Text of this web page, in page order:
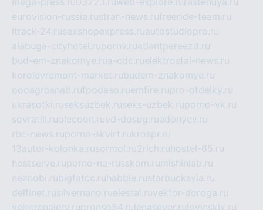
eurovision-russia.rustrah-news.rufreeride-team.ru
itrack-24.rusexshopexpress.ruautostudiopro.ru
alabuga-cityhotel.rupornv.ruatlantpereezd.ru
bud-em-znakomye.rua-cdc.ruelektrostal-news.ru
korolevremont-market.rubudem-znakomye.ru
oooagrosnab.rufpodaso.ruemfire.rupro-otdelky.ru
ukrasotki.ruseksuzbek.ruseks-uzbek.ruporno-vk.ru
sovratili.ruolecoon.ruvd-dosug.ruadonyev.ru
rbc-news.ruporno-skvirt.rukrospr.ru
13autor-kolonka.rusormol.ru2rich.ru hostel-65.ru
hostserve.ruporno-na-russkom.ru mishinlab.ru
neznobi.rubigfatcc.ru habble.rustarbucksvia.ru
delfinet.rusilvernano.ruelestal.ruvektor-doroga.ru
velotrenajery.rupronso54.ru lenasever.ru lovinskix.ru